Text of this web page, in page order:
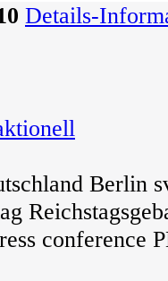
Details-
Berlin